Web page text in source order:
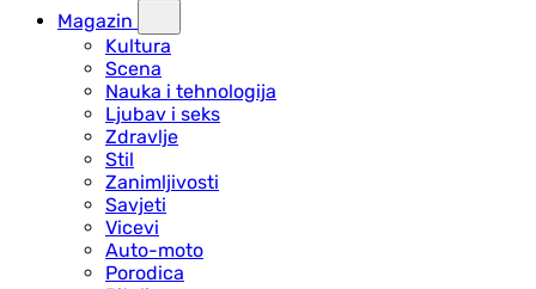
Magazin
Kultura
Scena
Nauka i tehnologija
Ljubav i seks
Zdravlje
Stil
Zanimljivosti
Savjeti
Vicevi
Auto-moto
Porodica